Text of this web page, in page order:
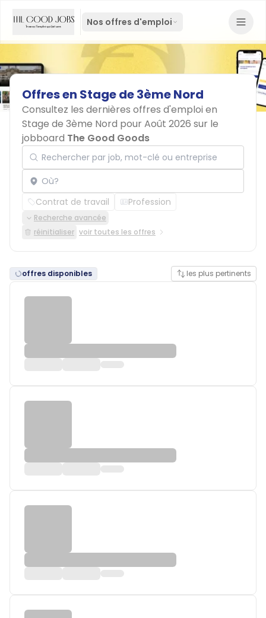
Nos offres d'emploi
Offresen Stagede3èmeNord
Consultez les dernières offres d'emploi en
Stage de 3ème Nord pour Août 2026 sur le
jobboard The Good Goods
Rechercher par job, mot-clé ou entreprise
Localisation
Contrat de travail Profession
Recherche avancée
réinitialiser voir toutes les offres
offres disponibles les plus pertinents